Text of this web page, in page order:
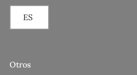
ES
Otros